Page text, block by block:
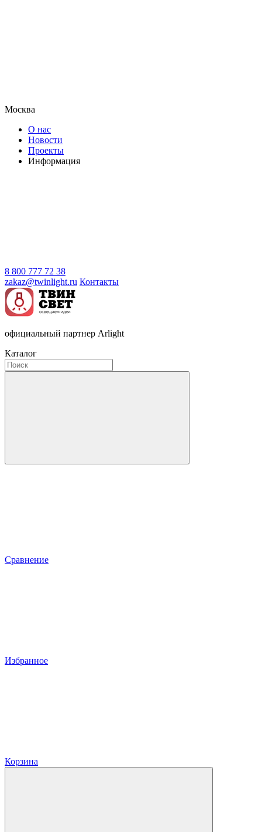
Москва
О нас
Новости
Проекты
Информация
8 800 777 72 38
zakaz@twinlight.ru Контакты
официальный партнер Arlight
Каталог
Сравнение
Избранное
Корзина